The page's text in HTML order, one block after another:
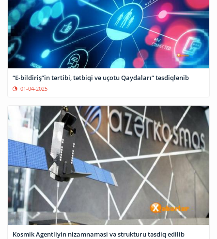
“E-bildiriş”in tərtibi, tətbiqi və uçotu Qaydaları” təsdiqlənib
01-04-2025
Kosmik Agentliyin nizamnaməsi və strukturu təsdiq edilib